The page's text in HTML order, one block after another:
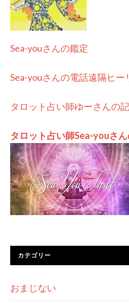
Sea-youさんの鑑定
Sea-youさんの電話遠隔ヒー
タロット占い師ゆーさんの
タロット占い師Sea-youさん
カテゴリー
おまじない